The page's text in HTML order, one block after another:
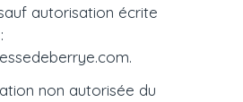
autorisation écrite
non autorisée du